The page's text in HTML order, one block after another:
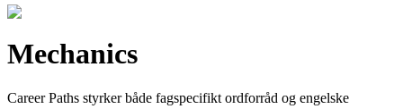
Mechanics
Career Paths styrker både fagspecifikt ordforråd og engelske